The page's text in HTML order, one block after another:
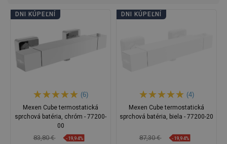
DNI KÚPEĽNÍ
(6)
Mexen Cube termostatická
sprchová batéria, chróm - 77200-
00
83,80 € -19,94%
DNI KÚPEĽNÍ
(4)
Mexen Cube termostatická
sprchová batéria, biela - 77200-20
87,30 € -19,94%